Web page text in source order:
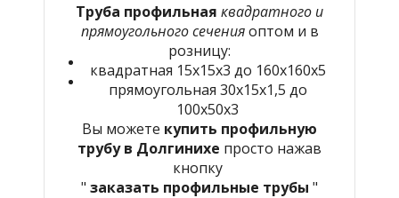
Труба профильная квадратного и
прямоугольного сеченияоптом и в
розницу:
квадратная 15х15х3 до 160х160х5
прямоугольная 30х15х1,5 до
100х50х3
Вы можете купить профильную
трубу в Долгинихе просто нажав
кнопку
" заказать профильные трубы "